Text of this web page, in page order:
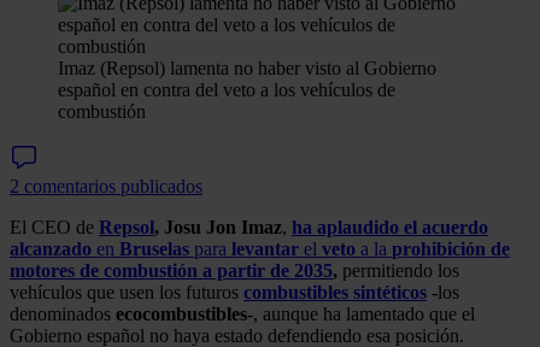
Imaz (Repsol) lamenta no haber visto al Gobierno
español en contra del veto a los vehículos de
combustión
2 comentarios publicados
El CEO de Repsol, Josu Jon Imaz, ha aplaudido el acuerdo
alcanzado en Bruselas para levantar el veto a la prohibición de
motores de combustión a partir de 2035, permitiendo los
vehículos que usen los futuros combustibles sintéticos -los
denominados ecocombustibles-, aunque ha lamentado que el
Gobierno español no haya estado defendiendo esa posición.